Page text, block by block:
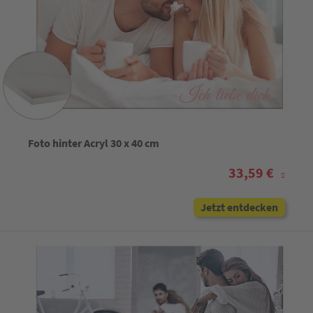
Foto hinter Acryl 30 x 40 cm
33,59 €
Jetzt entdecken